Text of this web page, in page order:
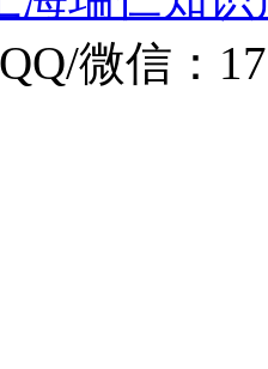
微信：